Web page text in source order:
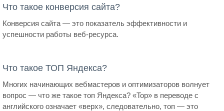
Что такое конверсия сайта?
Конверсия сайта — это показатель эффективности и
успешности работы веб-ресурса.
Что такое ТОП Яндекса?
Многих начинающих вебмастеров и оптимизаторов волнует
вопрос — что же такое топ Яндекса? «Top» в переводе с
английского означает «верх», следовательно, топ — это